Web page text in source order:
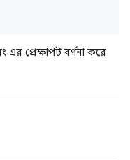
এর প্রেক্ষাপট বর্ণনা করে